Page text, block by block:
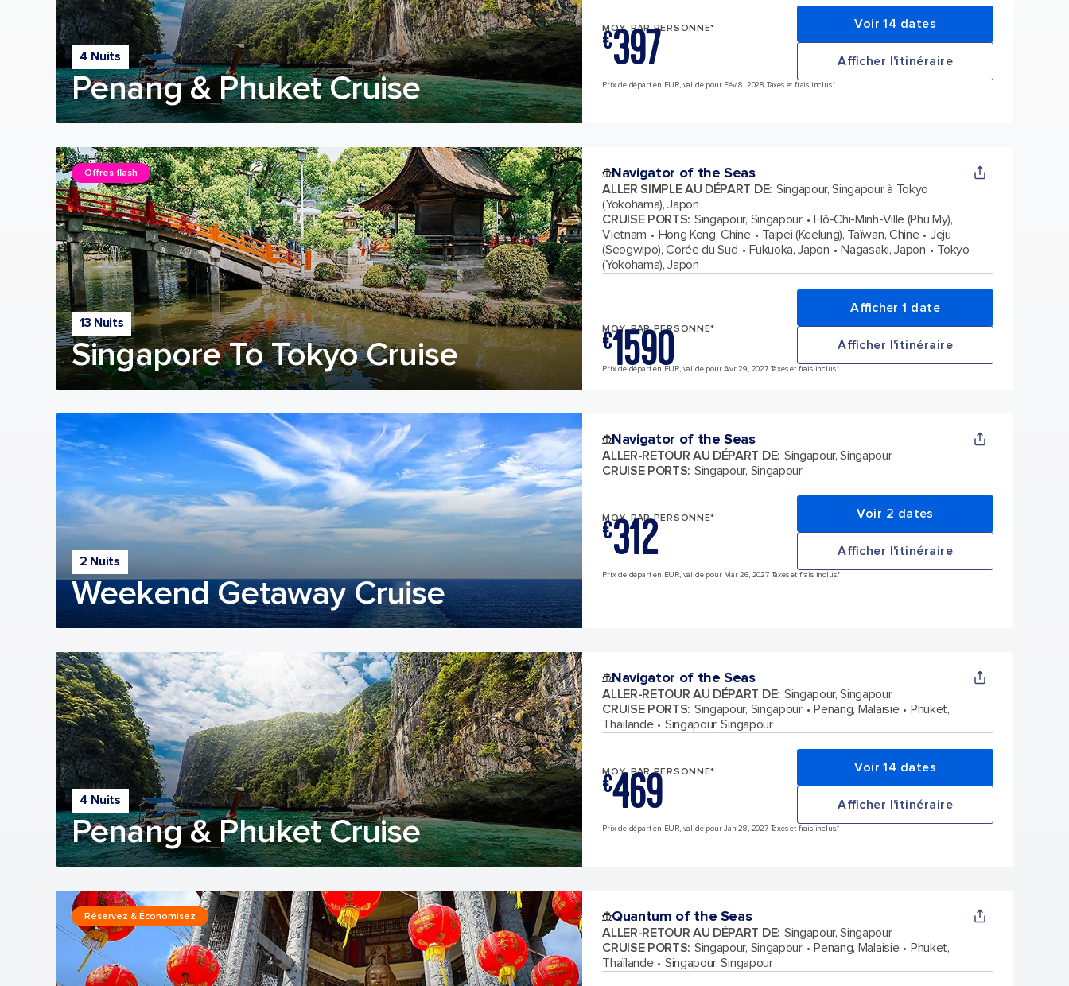
4 Nuits
Penang & Phuket Cruise
MOY. PAR PERSONNE*
€397 Voir 14 dates
Afficher l'itinéraire
Prix de départ en EUR, valide pour Fév 8, 2028 Taxes et frais inclus.*
13 Nuits
Singapore To Tokyo Cruise
Offres flash Navigator of the Seas
ALLER SIMPLE AU DÉPART DE: Singapour, Singapour à Tokyo
(Yokohama), Japon
CRUISE PORTS: Singapour, Singapour
Hô-Chi-Minh-Ville (Phu My),
Vietnam
Hong Kong, Chine Taipei (Keelung), Taïwan, Chine
Jeju
(Seogwipo), Corée du Sud
Fukuoka, Japon Nagasaki, Japon
Tokyo
(Yokohama), Japon
MOY. PAR PERSONNE*
€1590
Afficher 1 date
Afficher l'itinéraire
Prix de départ en EUR, valide pour Avr 29, 2027 Taxes et frais inclus.*
2 Nuits
Weekend Getaway Cruise
Navigator of the Seas
ALLER-RETOUR AU DÉPART DE: Singapour, Singapour
CRUISE PORTS: Singapour, Singapour
MOY. PAR PERSONNE*
€312 Voir 2 dates
Afficher l'itinéraire
Prix de départ en EUR, valide pour Mar 26, 2027 Taxes et frais inclus.*
4 Nuits
Penang & Phuket Cruise
Navigator of the Seas
ALLER-RETOUR AU DÉPART DE: Singapour, Singapour
CRUISE PORTS: Singapour, Singapour Penang, Malaisie
Phuket,
Thaïlande
Singapour, Singapour
MOY. PAR PERSONNE*
€469 Voir 14 dates
Afficher l'itinéraire
Prix de départ en EUR, valide pour Jan 28, 2027 Taxes et frais inclus.*
Réservez & Économisez Quantum of the Seas
ALLER-RETOUR AU DÉPART DE: Singapour, Singapour
CRUISE PORTS: Singapour, Singapour Penang, Malaisie
Phuket,
Thaïlande
Singapour, Singapour